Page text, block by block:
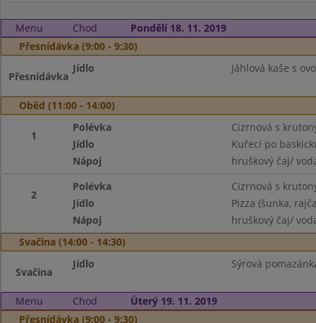
Menu Chod
Pondělí 18. 11. 2019
Přesnídávka (9:00 - 9:30)
Přesnídávka
Jídlo Jáhlová kaše s
Oběd (11:00 - 14:00)
1
Polévka
Cizrnová s
Jídlo
Kuřecí po
Nápoj
hruškový čaj/
2
Polévka
Cizrnová s
Jídlo
Pizza (šunka,
Nápoj
hruškový čaj/
Svačina (14:00 - 14:30)
Svačina
Jídlo Sýrová
Menu Chod
Úterý 19. 11. 2019
Přesnídávka (9:00 - 9:30)